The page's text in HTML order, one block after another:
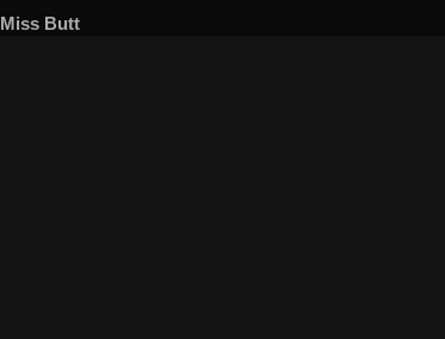
Miss Butt